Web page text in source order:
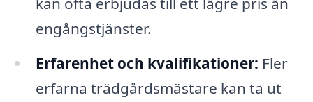
engångstjänster.
Erfarenhet och kvalifikationer: Fler
erfarna trädgårdsmästare kan ta ut